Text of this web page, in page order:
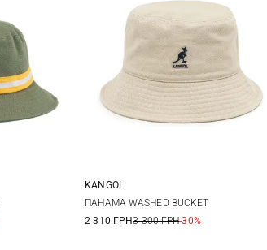
S M
KANGOL
ПАНАМА WASHED BUCKET
2 310 ГРН3 300 ГРН-30%